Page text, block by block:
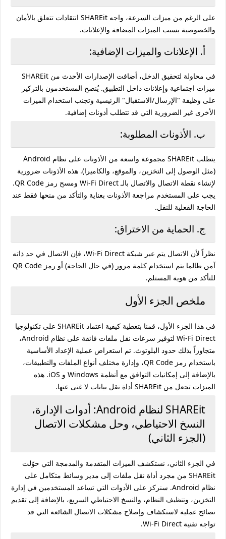
على الرغم من ميزات السرعة، واجه SHAREit انتقادات تتعلق بالأمان
والخصوصية بسبب الميزات المضافة والإعلانات.
أ. الإعلانات والميزات الإضافية:
في محاولة لتحقيق الدخل، أضافت الإصدارات الأحدث من SHAREit
ميزات اجتماعية وإعلانات داخل التطبيق. يُنصح المستخدمون بالتركيز
على وظيفة "الإرسال/الاستقبال" الرئيسية وتجنب استخدام الميزات
الأخرى غير الضرورية التي قد تتطلب أذونات إضافية.
ب. الأذونات المطلوبة:
يتطلب SHAREit مجموعة واسعة من الأذونات على نظام Android
(مثل الوصول إلى التخزين، والموقع، والكاميرا). هذه الأذونات ضرورية
لإنشاء نقطة الاتصال والاتصال بالـ Wi-Fi Direct ومسح رمز QR Code.
يجب على المستخدم مراجعة الأذونات بعناية والتأكد من منحها فقط عند
الحاجة الفعلية للنقل.
ج. الحماية من الاختراق:
نظراً لأن الاتصال يتم عبر شبكة Wi-Fi Direct، فإن الاتصال في حد ذاته
آمن طالما يتم استخدام كلمة مرور (في حال الحاجة) أو رمز QR Code
للتأكد من هوية المستلم.
ملخص الجزء الأول
في هذا الجزء الأول، قمنا بتغطية كيفية اعتماد SHAREit على تكنولوجيا
Wi-Fi Direct لتوفير سرعات نقل ملفات فائقة على نظام Android،
متجاوزاً بذلك حدود البلوتوث. تم استعراض عملية الإعداد الأساسية
باستخدام رمز QR Code، وإدارة مختلف أنواع الملفات والتطبيقات،
بالإضافة إلى إمكانيات التوافق مع أنظمة Windows و iOS. هذه
الميزات تجعل من SHAREit أداة نقل بيانات لا غنى عنها.
SHAREit لنظام Android: أدوات الإدارة،
النسخ الاحتياطي، وحل مشكلات الاتصال
(الجزء الثاني)
في الجزء الثاني، نستكشف الميزات المتقدمة والمدمجة التي حوّلت
SHAREit من مجرد أداة نقل ملفات إلى مدير وسائط متكامل على
نظام Android. سنركز على الأدوات التي تساعد المستخدمين في إدارة
التخزين، وتنظيف النظام، والنسخ الاحتياطي السريع، بالإضافة إلى تقديم
نصائح عملية لاستكشاف وإصلاح مشكلات الاتصال الشائعة التي قد
تواجه تقنية Wi-Fi Direct.